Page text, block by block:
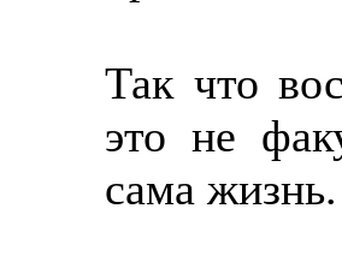
Так что
это не
сама